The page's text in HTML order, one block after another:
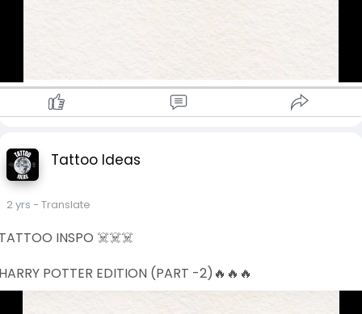
Tattoo Ideas
2 yrs - Translate
INSPO ☠️☠️☠️
POTTER EDITION (PART -2)🔥🔥🔥